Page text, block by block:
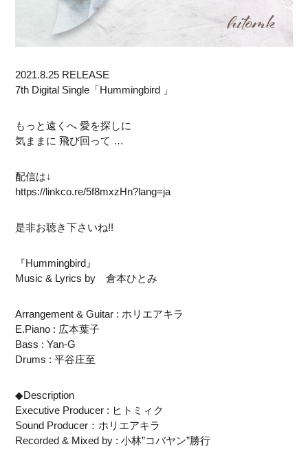
2021.8.25 RELEASE
7th Digital Single「Hummingbird 」
もっと遠くへ 愛を探しに
気ままに 飛び回って …
配信は↓
https://linkco.re/5f8mxzHn?lang=ja
是非お聴き下さいね!!
『Hummingbird』
Music & Lyrics by 倉本ひとみ
Arrangement & Guitar : ホリエアキラ
E.Piano : 広本葉子
Bass : Yan-G
Drums : 平谷庄至
◆Description
Executive Producer : ヒトミィク
Sound Producer：ホリエアキラ
Recorded & Mixed by : 小林”コバヤン”勝行